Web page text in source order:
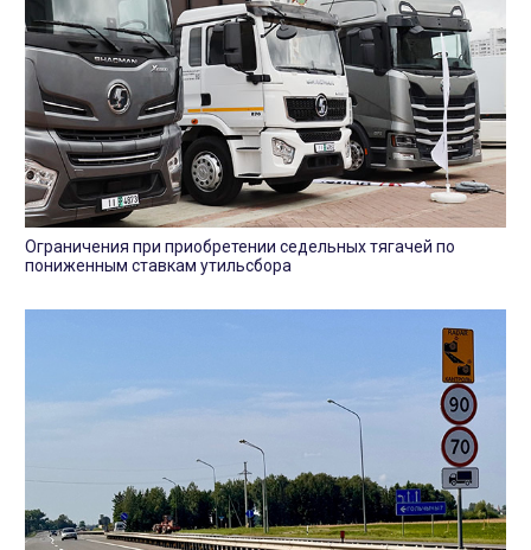
Ограничения при приобретении седельных тягачей по
пониженным ставкам утильсбора